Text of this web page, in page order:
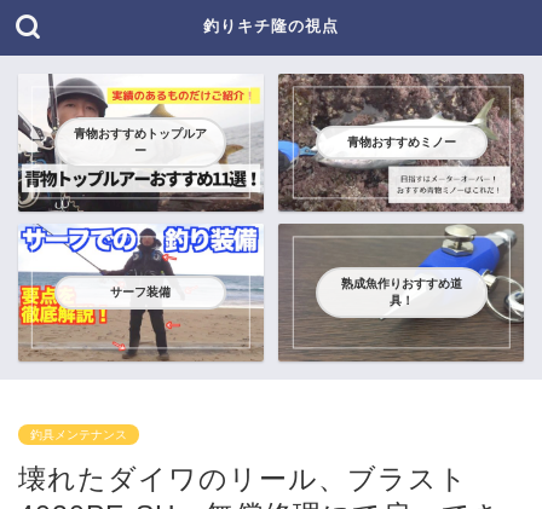
釣りキチ隆の視点
青物おすすめトップルア
ー
青物おすすめミノー
サーフ装備
熟成魚作りおすすめ道
具！
釣具メンテナンス
壊れたダイワのリール、ブラスト